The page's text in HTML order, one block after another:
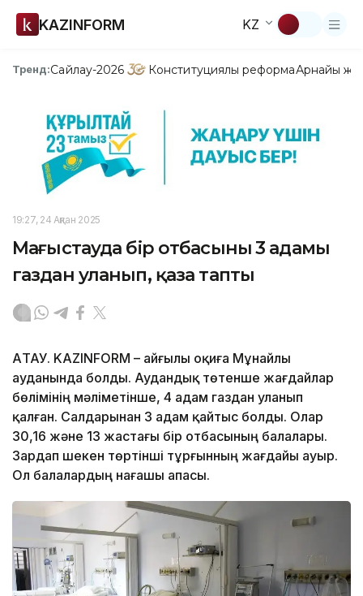
KAZINFORM KZ
Тренд:Сайлау-2026 Конституциялық реформаАрнайы
19:27, 24 Ақпан 2025
Маңғыстауда бір отбасының 3 адамы
газдан уланып, қаза тапты
АҚТАУ. KAZINFORM – Қайғылы оқиға Мұнайлы
ауданында болды. Аудандық төтенше жағдайлар
бөлімінің мәліметінше, 4 адам газдан уланып
қалған. Салдарынан 3 адам қайтыс болды. Олар
30,16 және 13 жастағы бір отбасының балалары.
Зардап шекен төртінші тұрғынның жағдайы ауыр.
Ол балалардың нағашы апасы.